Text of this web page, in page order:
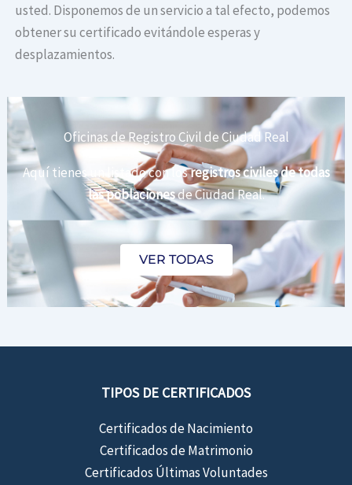
usted. Disponemos de un servicio a tal efecto, podemos
obtener su certificado evitándole esperas y
desplazamientos.
Oficinas de Registro Civil de Ciudad Real
Aquí tienes un listado con losregistros civiles de todas
las poblacionesde Ciudad Real.
VER TODAS
TIPOS DE CERTIFICADOS
Certificados de Nacimiento
Certificados de Matrimonio
Certificados Últimas Voluntades